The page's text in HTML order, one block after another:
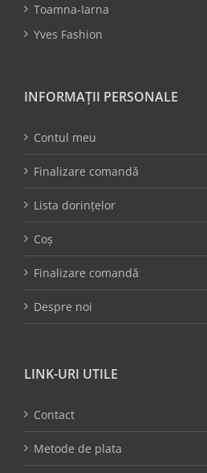
Toamna-Iarna
Yves Fashion
INFORMAȚII PERSONALE
Contul meu
Finalizare comandă
Lista dorințelor
Coș
Finalizare comandă
Despre noi
LINK-URI UTILE
Contact
Metode de plata